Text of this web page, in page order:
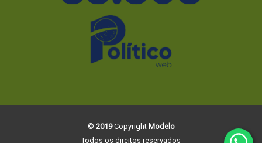
© 2019Copyright Modelo
Todos os direitos reservados